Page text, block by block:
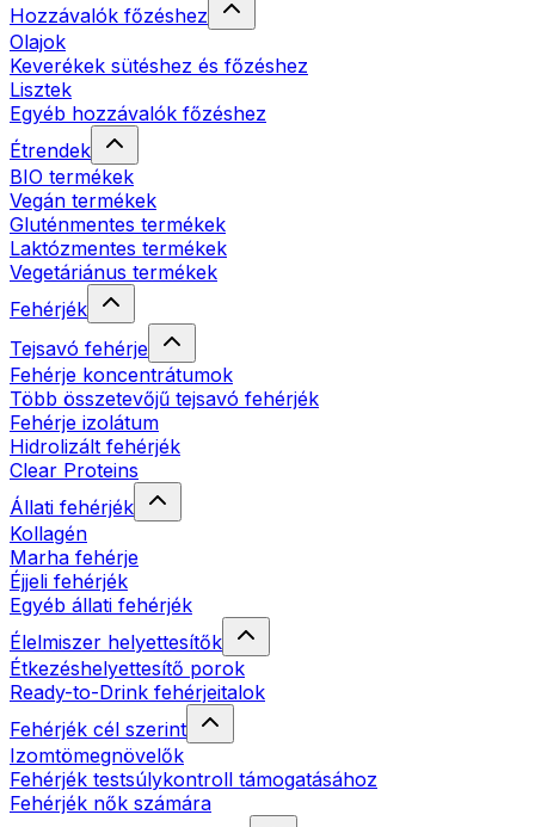
Hozzávalók főzéshez
Olajok
Keverékek sütéshez és főzéshez
Lisztek
Egyéb hozzávalók főzéshez
Étrendek
BIO termékek
Vegán termékek
Gluténmentes termékek
Laktózmentes termékek
Vegetáriánus termékek
Fehérjék
Tejsavó fehérje
Fehérje koncentrátumok
Több összetevőjű tejsavó fehérjék
Fehérje izolátum
Hidrolizált fehérjék
Clear Proteins
Állati fehérjék
Kollagén
Marha fehérje
Éjjeli fehérjék
Egyéb állati fehérjék
Élelmiszer helyettesítők
Étkezéshelyettesítő porok
Ready-to-Drink fehérjeitalok
Fehérjék cél szerint
Izomtömegnövelők
Fehérjék testsúlykontroll támogatásához
Fehérjék nők számára